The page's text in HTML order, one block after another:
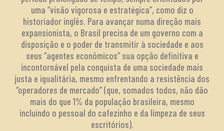
uma “visão vigorosa e estratégica”, como diz o
historiador inglês. Para avançar numa direção mais
expansionista, o Brasil precisa de um governo com a
disposição e o poder de transmitir à sociedade e aos
seus “agentes econômicos” sua opção definitiva e
incontornável pela conquista de uma sociedade mais
justa e igualitária, mesmo enfrentando a resistência dos
“operadores de mercado” (que, somados todos, não dão
mais do que 1% da população brasileira, mesmo
incluindo o pessoal do cafezinho e da limpeza de seus
escritórios).